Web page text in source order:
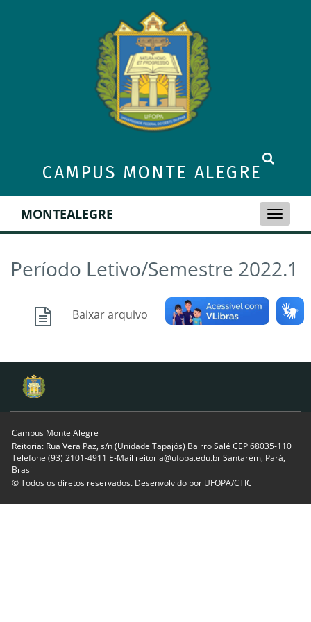
CAMPUS MONTE ALEGRE
Toggle
MONTEALEGRE
Período Letivo/Semestre 2022.1
Baixar arquivo
Campus Monte Alegre
Reitoria: Rua Vera Paz, s/n (Unidade Tapajós) Bairro Salé CEP 68035-110
Telefone (93) 2101-4911 E-Mail reitoria@ufopa.edu.br Santarém, Pará,
Brasil
© Todos os diretos reservados. Desenvolvido por UFOPA/CTIC